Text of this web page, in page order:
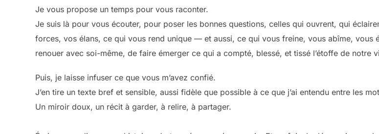
Je vous propose un temps pour vous raconter.
Je suis là pour vous écouter, pour poser les bonnes questions, celles qui ouvrent, qui
forces, vos élans, ce qui vous rend unique — et aussi, ce qui vous freine, vous abîme, vous
renouer avec soi-même, de faire émerger ce qui a compté, blessé, et tissé l’étoffe de notre
Puis, je laisse infuser ce que vous m’avez confié.
J’en tire un texte bref et sensible, aussi fidèle que possible à ce que j’ai entendu entre les
Un miroir doux, un récit à garder, à relire, à partager.